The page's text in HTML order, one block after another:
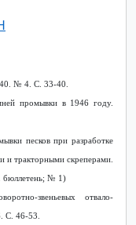
№ 4. С. 33-40.
промывки в 1946 году.
песков при разработке
и тракторными скреперами.
бюллетень; № 1)
звеньевых отвало-
С. 46-53.